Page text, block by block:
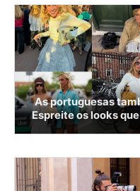
As portuguesas
Espreite os looks